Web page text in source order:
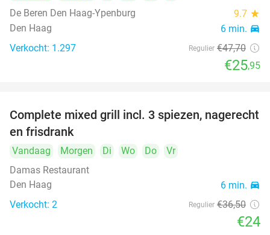
De Beren Den Haag-Ypenburg
9.7 star
Den Haag 6 min. directions_car
Verkocht: 1.297 Regulier €47,70
€25,95
34%
Complete mixed grill incl. 3 spiezen, nagerecht
en frisdrank
Vandaag Morgen Di Wo Do
Vr
Damas Restaurant
Den Haag
6 min. directions_car
Verkocht: 2 Regulier €36,50
€24